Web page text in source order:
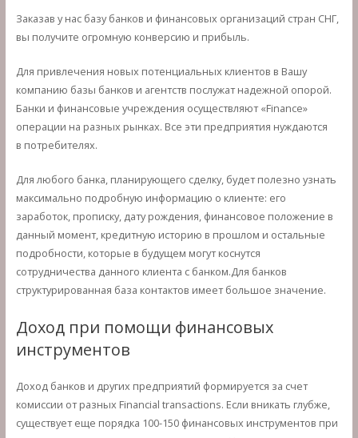
Заказав у нас базу банков и финансовых организаций стран СНГ,
вы получите огромную конверсию и прибыль.
Для привлечения новых потенциальных клиентов в Вашу
компанию базы банков и агентств послужат надежной опорой.
Банки и финансовые учреждения осуществляют «Finance»
операции на разных рынках. Все эти предприятия нуждаются
в потребителях.
Для любого банка, планирующего сделку, будет полезно узнать
максимально подробную информацию о клиенте: его
заработок, прописку, дату рождения, финансовое положение в
данный момент, кредитную историю в прошлом и остальные
подробности, которые в будущем могут коснутся
сотрудничества данного клиента с банком.Для банков
структурированная база контактов имеет большое значение.
Доход при помощи финансовых
инструментов
Доход банков и других предприятий формируется за счет
комиссии от разных Financial transactions. Если вникать глубже,
существует еще порядка 100-150 финансовых инструментов при